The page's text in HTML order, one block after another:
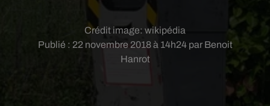
Publié : 22 novembre 2018 à 14h24 par Benoit
Hanrot
Crédit image: wikipédia